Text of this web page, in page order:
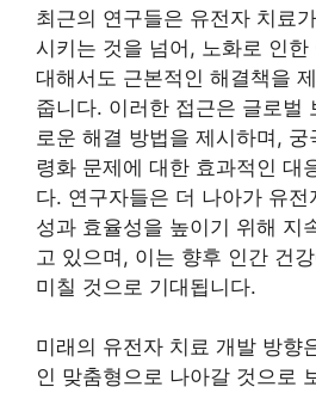
최근의 연구들은 유전자 치료
시키는 것을 넘어, 노화로 인한
대해서도 근본적인 해결책을
줍니다. 이러한 접근은 글로벌
로운 해결 방법을 제시하며,
령화 문제에 대한 효과적인 대
다. 연구자들은 더 나아가 유전
성과 효율성을 높이기 위해 지
고 있으며, 이는 향후 인간 건
미칠 것으로 기대됩니다.
미래의 유전자 치료 개발 방향
인 맞춤형으로 나아갈 것으로